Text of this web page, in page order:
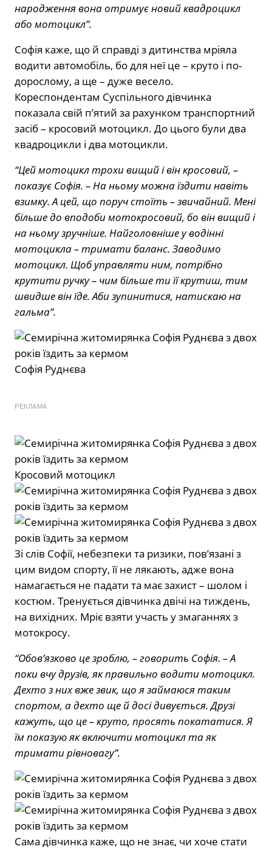
народження вона отримує новий квадроцикл
або мотоцикл”.
Софія каже, що й справді з дитинства мріяла
водити автомобіль, бо для неї це – круто і по-
дорослому, а ще – дуже весело.
Кореспондентам Суспільного дівчинка
показала свій п’ятий за рахунком транспортний
засіб – кросовий мотоцикл. До цього були два
квадроцикли і два мотоцикли.
“Цей мотоцикл трохи вищий і він кросовий, –
показує Софія. – На ньому можна їздити навіть
взимку. А цей, що поруч стоїть – звичайний. Мені
більше до вподоби мотокросовий, бо він вищий і
на ньому зручніше. Найголовніше у водінні
мотоцикла – тримати баланс. Заводимо
мотоцикл. Щоб управляти ним, потрібно
крутити ручку – чим більше ти її крутиш, тим
швидше він їде. Аби зупинитися, натискаю на
гальма”.
Софія Руднєва
РЕКЛАМА
Кросовий мотоцикл
Зі слів Софії, небезпеки та ризики, пов’язані з
цим видом спорту, її не лякають, адже вона
намагається не падати та має захист – шолом і
костюм. Тренується дівчинка двічі на тиждень,
на вихідних. Мріє взяти участь у змаганнях з
мотокросу.
“Обов’язково це зроблю, – говорить Софія. – А
поки вчу друзів, як правильно водити мотоцикл.
Дехто з них вже звик, що я займаюся таким
спортом, а дехто ще й досі дивується. Друзі
кажуть, що це – круто, просять покататися. Я
їм показую як включити мотоцикл та як
тримати рівновагу”.
Сама дівчинка каже, що не знає, чи хоче стати